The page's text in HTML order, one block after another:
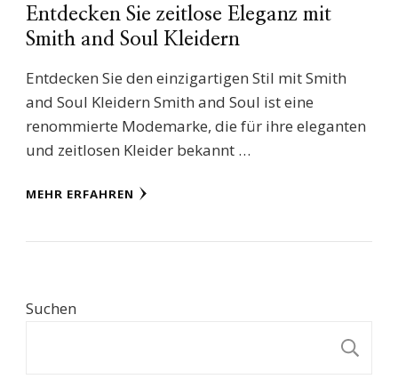
Entdecken Sie zeitlose Eleganz mit
Smith and Soul Kleidern
Entdecken Sie den einzigartigen Stil mit Smith
and Soul Kleidern Smith and Soul ist eine
renommierte Modemarke, die für ihre eleganten
und zeitlosen Kleider bekannt …
MEHR ERFAHREN
Suchen